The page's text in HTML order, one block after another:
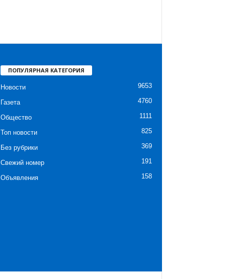
ПОПУЛЯРНАЯ КАТЕГОРИЯ
Новости 9653
Газета 4760
Общество 1111
Топ новости 825
Без рубрики 369
Свежий номер 191
Объявления 158